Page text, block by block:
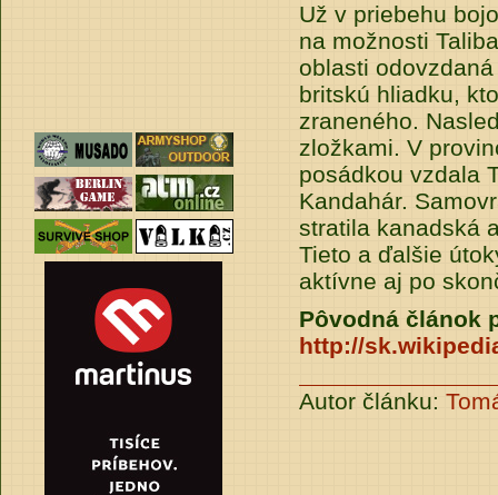
Už v priebehu
na možnosti
oblasti
britskú hliadku,
zraneného.
zložkami. V
posádkou vzdala
Kandahár.
stratila kanadská
Tieto a ďalšie
aktívne aj po
Pôvodná článok
http://
Autor článku: